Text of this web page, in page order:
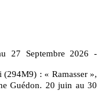
27 Septembre 2026
-
(294M9) : « Ramasser »,
Guédon. 20 juin au 30